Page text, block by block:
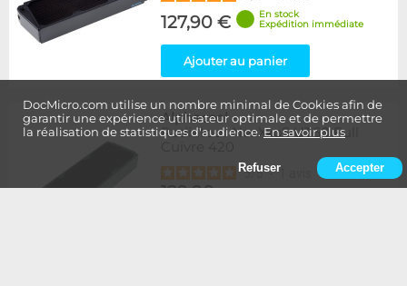
DocMicro.com utilise un nombre minimal de Cookies afin de
garantir une expérience utilisateur optimale et de permettre
la réalisation de statistiques d'audience. En savoir plus
Refuser Accepter
127,90 €
En stock
Expédition immédiate
Ajouter au panier
Alphacool-
Radiateur NexXxoS UT60 Full
5/5-
129,90